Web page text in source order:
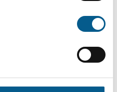
Suchen